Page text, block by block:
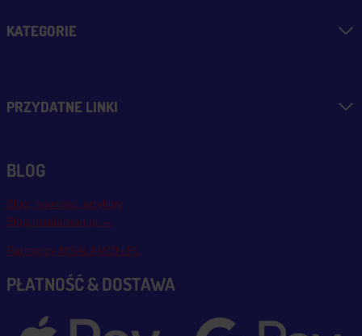
KATEGORIE
PRZYDATNE LINKI
BLOG
Blog, nowości, artykuły
Blog msalamon.pl →
Partnerzy MSALAMON.PL
PŁATNOŚĆ & DOSTAWA